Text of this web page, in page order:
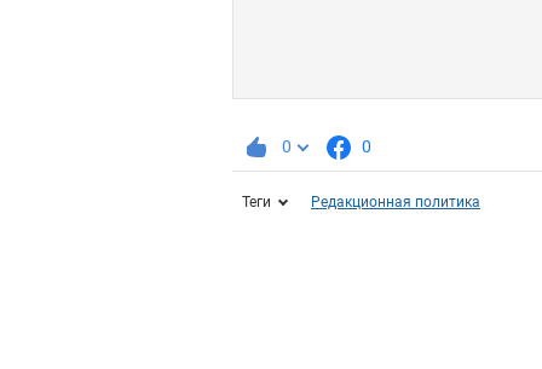
0 0
Теги Редакционная политика